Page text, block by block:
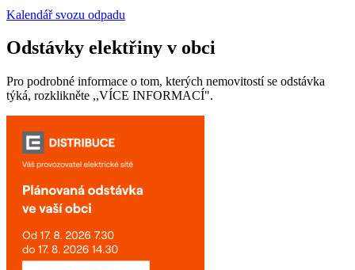
Kalendář svozu odpadu
Odstávky elektřiny v obci
Pro podrobné informace o tom, kterých nemovitostí se odstávka
týká, rozklikněte ,,VÍCE INFORMACÍ".